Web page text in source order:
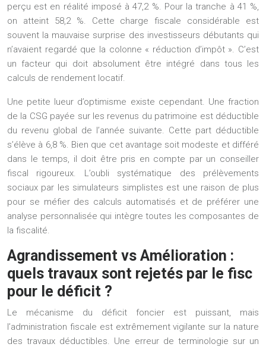
perçu est en réalité imposé à 47,2 %. Pour la tranche à 41 %,
on atteint 58,2 %. Cette charge fiscale considérable est
souvent la mauvaise surprise des investisseurs débutants qui
n’avaient regardé que la colonne « réduction d’impôt ». C’est
un facteur qui doit absolument être intégré dans tous les
calculs de rendement locatif.
Une petite lueur d’optimisme existe cependant. Une fraction
de la CSG payée sur les revenus du patrimoine est déductible
du revenu global de l’année suivante. Cette part déductible
s’élève à 6,8 %. Bien que cet avantage soit modeste et différé
dans le temps, il doit être pris en compte par un conseiller
fiscal rigoureux. L’oubli systématique des prélèvements
sociaux par les simulateurs simplistes est une raison de plus
pour se méfier des calculs automatisés et de préférer une
analyse personnalisée qui intègre toutes les composantes de
la fiscalité.
Agrandissement vs Amélioration :
quels travaux sont rejetés par le fisc
pour le déficit ?
Le mécanisme du déficit foncier est puissant, mais
l’administration fiscale est extrêmement vigilante sur la nature
des travaux déductibles. Une erreur de terminologie sur un